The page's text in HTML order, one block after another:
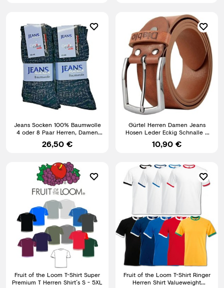
Jeans Socken 100% Baumwolle
4 oder 8 Paar Herren, Damen
Jeanssocken atmungsaktiv
26,50 €
Gürtel Herren Damen Jeans
Hosen Leder Eckig Schnalle 4
cm Breit Schwarz Braun
10,90 €
Fruit of the Loom T-Shirt Super
Premium T Herren Shirt´s S - 5XL
Fruit of the Loom T-Shirt Ringer
Herren Shirt Valueweight